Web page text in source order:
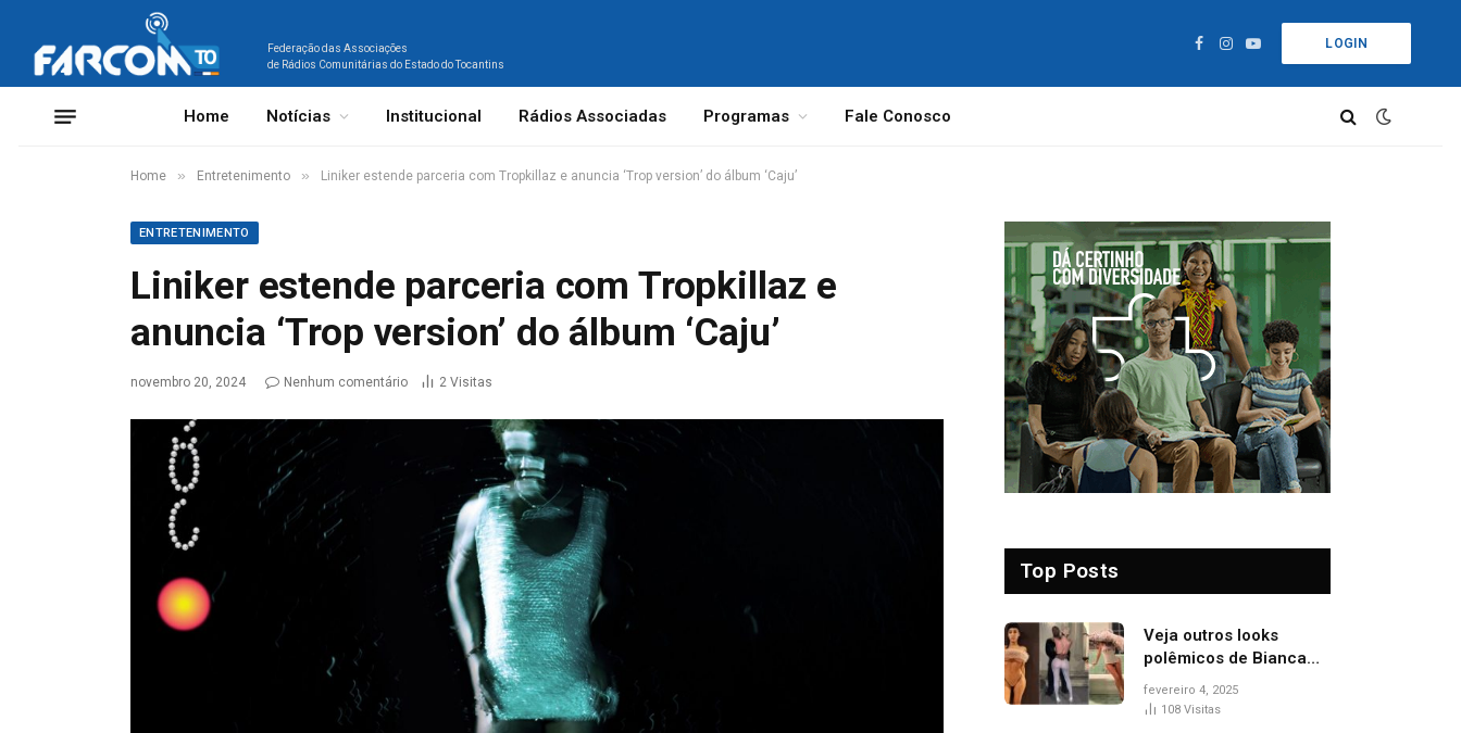
Federação das Associações
de Rádios Comunitárias do Estado do Tocantins
Facebook
Instagram
YouTube
LOGIN
Home Notícias Institucional Rádios Associadas Programas Fale Conosco
Home » Entretenimento » Liniker estende parceria com Tropkillaz e anuncia ‘Trop version’ do álbum ‘Caju’
ENTRETENIMENTO
Liniker estende parceria com Tropkillaz e
anuncia ‘Trop version’ do álbum ‘Caju’
novembro 20, 2024 Nenhum comentário 2 Visitas
Top Posts
Veja outros looks
polêmicos de Bianca
Censori, esposa de
Kanye West que
fevereiro 4, 2025
108 Visitas